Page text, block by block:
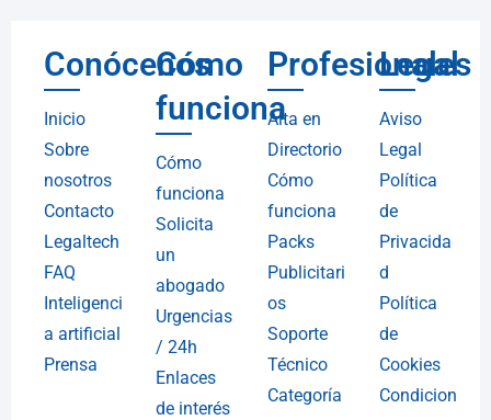
Conócenos
Inicio
Sobre
nosotros
Contacto
Legaltech
FAQ
Inteligenci
a artificial
Prensa
Cómo
funciona
Cómo
funciona
Solicita
un
abogado
Urgencias
/ 24h
Enlaces
de interés
Profesionales
Alta en
Directorio
Cómo
funciona
Packs
Publicitari
os
Soporte
Técnico
Categoría
Legal
Aviso
Legal
Política
de
Privacida
d
Política
de
Cookies
Condicion